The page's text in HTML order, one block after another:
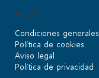
Ayuda
Condiciones generales
Política de cookies
Aviso legal
Política de privacidad